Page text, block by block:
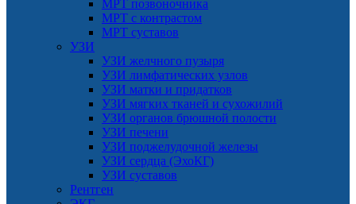
МРТ позвоночника
МРТ с контрастом
МРТ суставов
УЗИ
УЗИ желчного пузыря
УЗИ лимфатических узлов
УЗИ матки и придатков
УЗИ мягких тканей и сухожилий
УЗИ органов брюшной полости
УЗИ печени
УЗИ поджелудочной железы
УЗИ сердца (ЭхоКГ)
УЗИ суставов
Рентген